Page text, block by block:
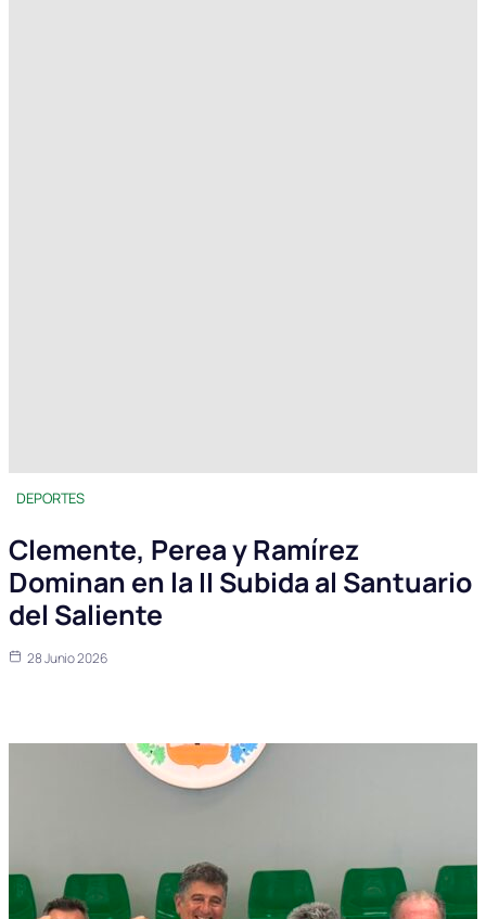
DEPORTES
Clemente, Perea y Ramírez
Dominan en la II Subida al Santuario
del Saliente
28 Junio 2026